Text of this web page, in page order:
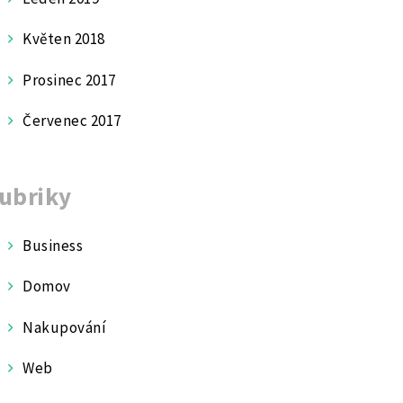
Květen 2018
Prosinec 2017
Červenec 2017
Business
Domov
Nakupování
Web